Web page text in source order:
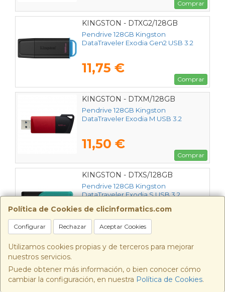
Comprar
KINGSTON - DTXG2/128GB
Pendrive 128GB Kingston
DataTraveler Exodia Gen2 USB 3.2
11,75 €
Comprar
KINGSTON - DTXM/128GB
Pendrive 128GB Kingston
DataTraveler Exodia M USB 3.2
11,50 €
Comprar
KINGSTON - DTXS/128GB
Pendrive 128GB Kingston
DataTraveler Exodia S USB 3.2
11,25 €
KINGSTON - DTX/128GB
DataTraveler Exodia USB 3.2
Política de Cookies de clicinformatics.com
Configurar Rechazar Aceptar Cookies
Utilizamos cookies propias y de terceros para mejorar
nuestros servicios.
Puede obtener más información, o bien conocer cómo
cambiar la configuración, en nuestra Política de Cookies.